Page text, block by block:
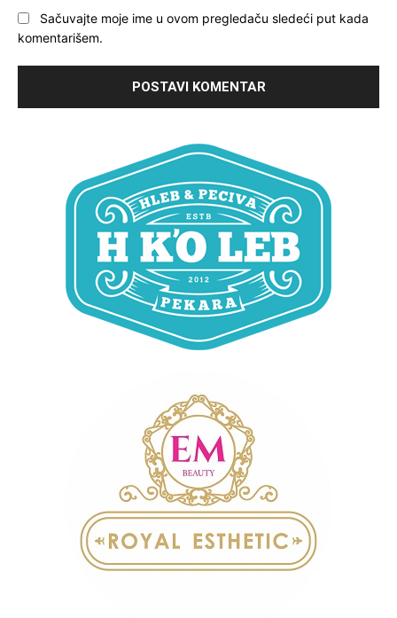
Sačuvajte moje ime u ovom pregledaču sledeći put kada
komentarišem.